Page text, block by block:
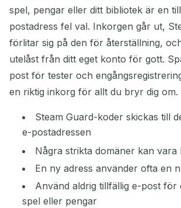
spel, pengar eller ditt bibliotek är en
postadress fel val. Inkorgen går ut,
förlitar sig på den för återställning,
utelåst från ditt eget konto för gott.
post för tester och
en riktig inkorg för allt du bryr dig om.
Steam Guard-koder skickas till
e-postadressen
Några strikta domäner kan vara
En ny adress använder ofta en
Använd aldrig tillfällig e-post för
spel eller pengar